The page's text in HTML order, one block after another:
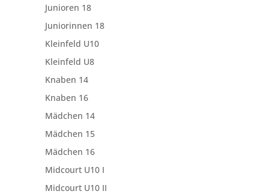
Junioren 18
Juniorinnen 18
Kleinfeld U10
Kleinfeld U8
Knaben 14
Knaben 16
Mädchen 14
Mädchen 15
Mädchen 16
Midcourt U10 I
Midcourt U10 II